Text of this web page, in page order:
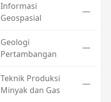
Informasi
Geospasial
Geologi
Pertambangan
Teknik Produksi
Minyak dan Gas